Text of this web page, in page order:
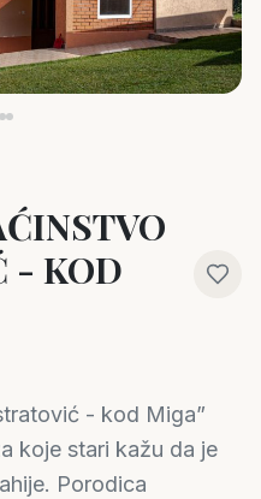
- KOD
- kod Miga”
koje stari kažu da je
Porodica